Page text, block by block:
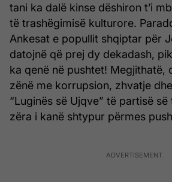
tani ka dalë kinse dëshiron t’i
të trashëgimisë kulturore.
Ankesat e popullit shqiptar për
datojnë që prej dy dekadash,
ka qenë në pushtet! Megjithatë,
zënë me korrupsion, zhvatje
“Luginës së Ujqve” të partisë
zëra i kanë shtypur përmes